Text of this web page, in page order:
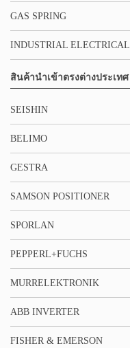
GAS SPRING
INDUSTRIAL ELECTRICAL
สินค้านำเข้าตรงต่างประเทศ
SEISHIN
BELIMO
GESTRA
SAMSON POSITIONER
SPORLAN
PEPPERL+FUCHS
MURRELEKTRONIK
ABB INVERTER
FISHER & EMERSON